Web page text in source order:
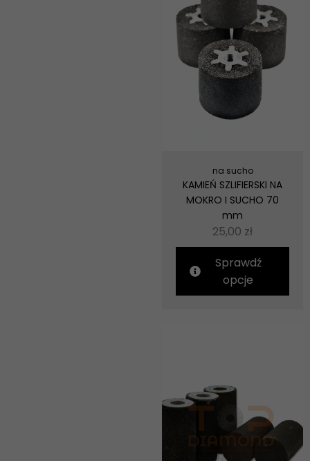
na sucho
KAMIEŃ SZLIFIERSKI NA
MOKRO I SUCHO 70
mm
25,00 zł
Sprawdź
opcje